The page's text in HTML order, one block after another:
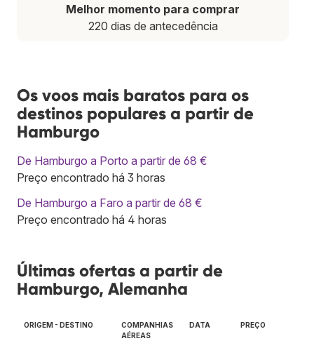
Melhor momento para comprar
220 dias de antecedência
Os voos mais baratos para os
destinos populares a partir de
Hamburgo
De Hamburgo a Porto a partir de 68 €
Preço encontrado há 3 horas
De Hamburgo a Faro a partir de 68 €
Preço encontrado há 4 horas
Últimas ofertas a partir de
Hamburgo, Alemanha
ORIGEM - DESTINO
COMPANHIAS
AÉREAS
DATA PREÇO